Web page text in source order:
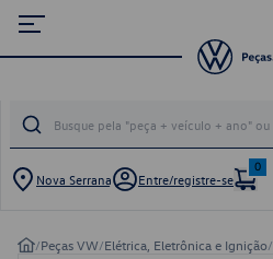
Nova Serrana Entre/registre-se
0
/Peças VW/Elétrica, Eletrônica e Ignição/